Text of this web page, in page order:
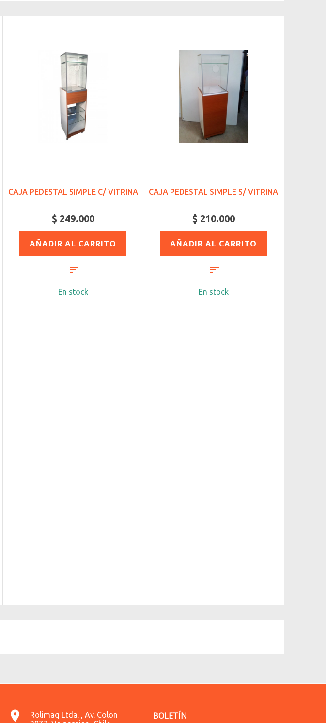
CAJA PEDESTAL SIMPLE C/ VITRINA
$ 249.000
AÑADIR AL CARRITO
En stock
CAJA PEDESTAL SIMPLE S/ VITRINA
$ 210.000
AÑADIR AL CARRITO
En stock
Rolimaq Ltda. , Av. Colon
BOLETÍN